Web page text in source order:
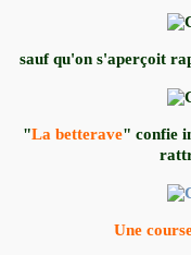
sauf qu'on s'aperçoit
"La betterave" confie
Une